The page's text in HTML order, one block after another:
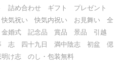
詰め合わせ ギフト プレゼント
気祝い 快気内祝い お見舞い 全
婚式 記念品 賞品 景品 引越
志 四十九日 満中陰志 初盆 偲
け志 のし・包装無料